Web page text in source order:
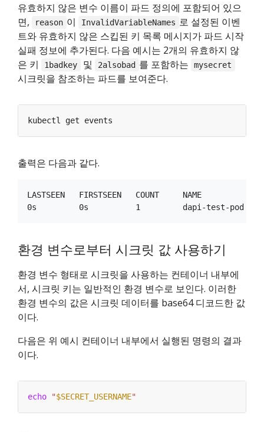
유효하지 않은 변수 이름이 파드 정의에 포함되어 있으
면,
reason 이 InvalidVariableNames 로 설정된 이벤
트와 유효하지 않은 스킵된 키 목록 메시지가 파드 시작
실패 정보에 추가된다. 다음 예시는 2개의 유효하지 않
은 키
1badkey 및 2alsobad 를 포함하는 mysecret
시크릿을 참조하는 파드를 보여준다.
출력은 다음과 같다.
LASTSEEN   FIRSTSEEN   COUNT     NAME
환경 변수로부터 시크릿 값 사용하기
환경 변수 형태로 시크릿을 사용하는 컨테이너 내부에
서, 시크릿 키는 일반적인 환경 변수로 보인다. 이러한
환경 변수의 값은 시크릿 데이터를 base64 디코드한 값
이다.
다음은 위 예시 컨테이너 내부에서 실행된 명령의 결과
이다.
echo "$SECRET_USERNAME"